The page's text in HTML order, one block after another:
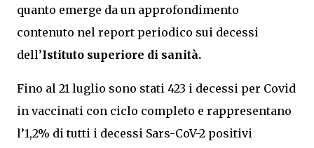
quanto emerge da un approfondimento
contenuto nel report periodico sui decessi
dell’Istituto superiore di sanità.
Fino al 21 luglio sono stati 423 i decessi per Covid
in vaccinati con ciclo completo e rappresentano
l’1,2% di tutti i decessi Sars-CoV-2 positivi